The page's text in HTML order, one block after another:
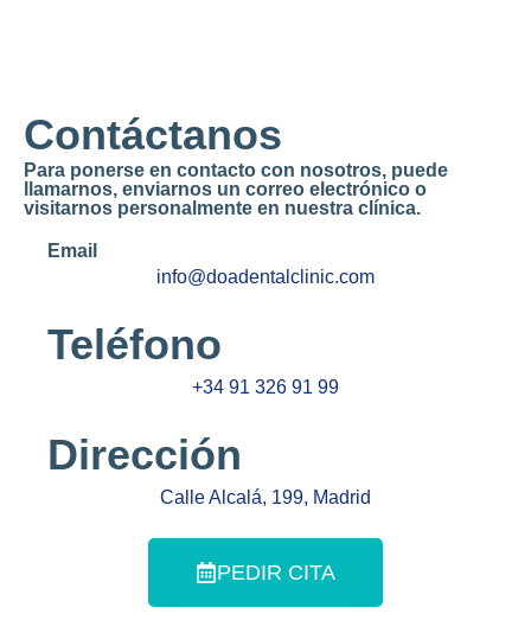
Contáctanos
Para ponerse en contacto con nosotros, puede
llamarnos, enviarnos un correo electrónico o
visitarnos personalmente en nuestra clínica.
Email
info@doadentalclinic.com
Teléfono
+34 91 326 91 99
Dirección
Calle Alcalá, 199, Madrid
PEDIR CITA